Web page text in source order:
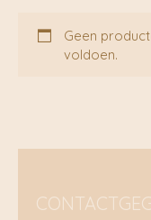
Geen
voldoen.